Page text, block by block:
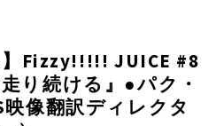
】Fizzy!!!!! JUICE #8
り続ける』●パク・
映像翻訳ディレクタ